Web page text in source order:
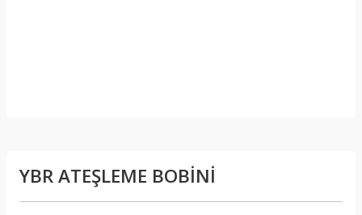
YBR ATEŞLEME BOBİNİ